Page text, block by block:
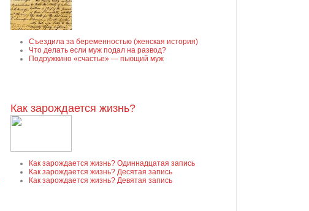
Съездила за беременностью (женская история)
Что делать если муж подал на развод?
Подружкино «счастье» — пьющий муж
Как зарождается жизнь?
Как зарождается жизнь? Одиннадцатая запись
Как зарождается жизнь? Десятая запись
Как зарождается жизнь? Девятая запись